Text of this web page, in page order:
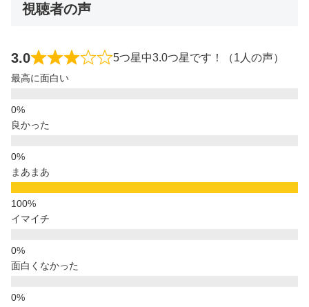
視聴者の声
3.0 5つ星中3.0つ星です！（1人の声）
最高に面白い
良かった
まあまあ
イマイチ
面白くなかった